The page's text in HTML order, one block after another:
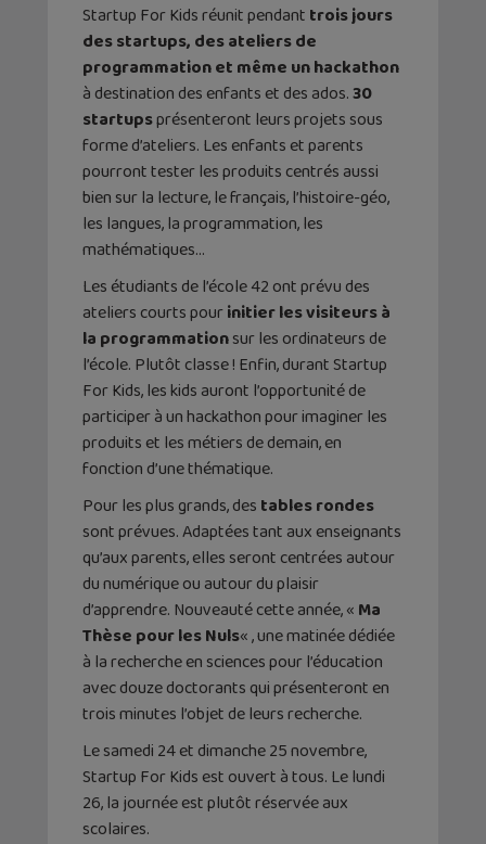
Startup For Kids réunit pendant trois jours
des startups, des ateliers de
programmation et même un hackathon
à destination des enfants et des ados.30
startupsprésenteront leurs projets sous
forme d’ateliers. Les enfants et parents
pourront tester les produits centrés aussi
bien sur la lecture, le français, l’histoire-géo,
les langues, la programmation, les
mathématiques…
Les étudiants de l’école 42 ont prévu des
ateliers courts pourinitier les visiteurs à
la programmationsur les ordinateurs de
l’école. Plutôt classe ! Enfin, durant Startup
For Kids, les kids auront l’opportunité de
participer à un hackathon pour imaginer les
produits et les métiers de demain, en
fonction d’une thématique.
Pour les plus grands, des tables rondes
sont prévues. Adaptées tant aux enseignants
qu’aux parents, elles seront centrées autour
du numérique ou autour du plaisir
d’apprendre. Nouveauté cette année, « Ma
Thèse pour les Nuls« , une matinée dédiée
à la recherche en sciences pour l’éducation
avec douze doctorants qui présenteront en
trois minutes l’objet de leurs recherche.
Le samedi 24 et dimanche 25 novembre,
Startup For Kids est ouvert à tous. Le lundi
26, la journée est plutôt réservée aux
scolaires.